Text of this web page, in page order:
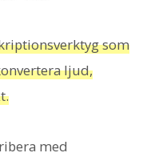
som
ljud,
med